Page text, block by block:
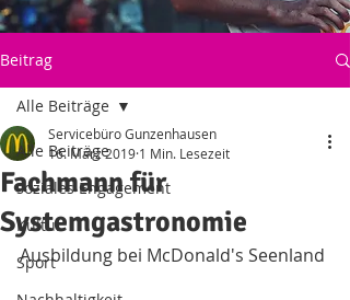
Beitrag
Alle Beiträge
soziales Engagement
Kultur
Sport
Alle Beiträge
Fachmann für
Systemgastronomie
Servicebüro Gunzenhausen
16. März 2019 1 Min. Lesezeit
Ausbildung bei McDonald's Seenland